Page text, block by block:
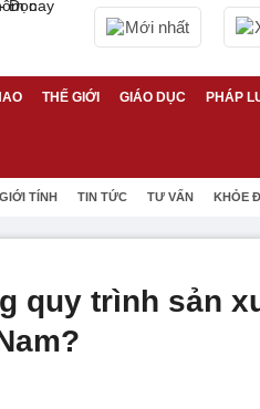
Mới nhất
THẾ GIỚI GIÁO DỤC PHÁP
GIỚI TÍNH TIN TỨC TƯ VẤN KHỎE
quy trình sản